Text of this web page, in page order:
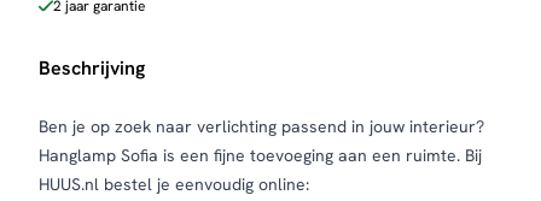
2 jaar garantie
Beschrijving
Ben je op zoek naar verlichting passend in jouw interieur?
Hanglamp Sofia is een fijne toevoeging aan een ruimte. Bij
HUUS.nl bestel je eenvoudig online: